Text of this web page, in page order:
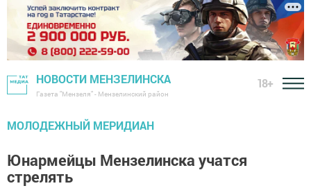
НОВОСТИ МЕНЗЕЛИНСКА
Газета "Мензеля" - Мензелинский район
18+
МОЛОДЕЖНЫЙ МЕРИДИАН
Юнармейцы Мензелинска учатся
стрелять